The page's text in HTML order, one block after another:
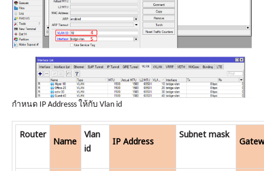
กำหนด IP Addresss ให้กับ Vlan id
Router
Name
Vlan
id
IP Address
Subnet mask